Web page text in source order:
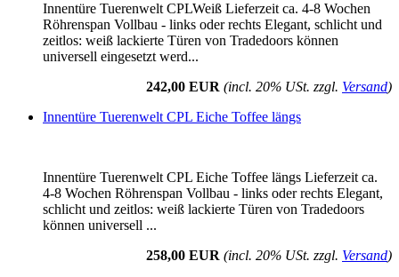
Innentüre Tuerenwelt CPLWeiß Lieferzeit ca. 4-8 Wochen
Röhrenspan Vollbau - links oder rechts Elegant, schlicht und
zeitlos: weiß lackierte Türen von Tradedoors können
universell eingesetzt werd...
242,00 EUR (incl. 20% USt. zzgl. Versand)
Innentüre Tuerenwelt CPL Eiche Toffee längs
Innentüre Tuerenwelt CPL Eiche Toffee längs Lieferzeit ca.
4-8 Wochen Röhrenspan Vollbau - links oder rechts Elegant,
schlicht und zeitlos: weiß lackierte Türen von Tradedoors
können universell ...
258,00 EUR (incl. 20% USt. zzgl. Versand)